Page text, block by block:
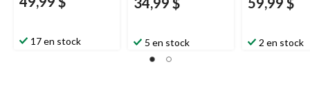
17 en stock 5 en stock 2 en stock